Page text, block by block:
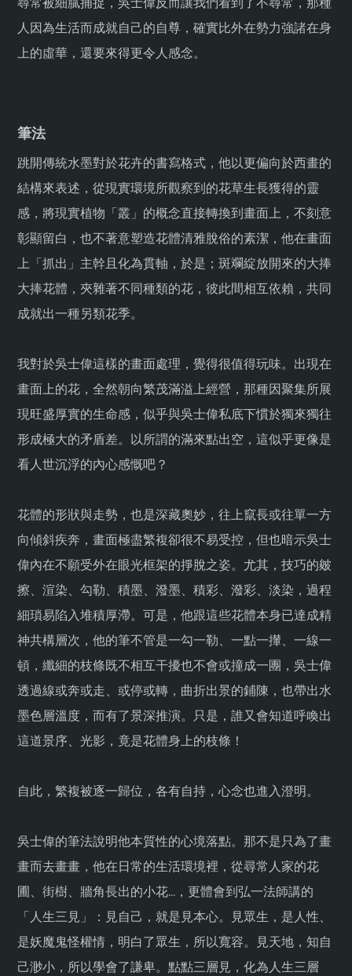
尋常被細膩捕捉，吳士偉反而讓我們看到了不尋常，那種
人因為生活而成就自己的自尊，確實比外在勢力強諸在身
上的虛華，還要來得更令人感念。
筆法
跳開傳統水墨對於花卉的書寫格式，他以更偏向於西畫的
結構來表述，從現實環境所觀察到的花草生長獲得的靈
感，將現實植物「叢」的概念直接轉換到畫面上，不刻意
彰顯留白，也不著意塑造花體清雅脫俗的素潔，他在畫面
上「抓出」主幹且化為貫軸，於是；斑斕綻放開來的大捧
大捧花體，夾雜著不同種類的花，彼此間相互依賴，共同
成就出一種另類花季。
我對於吳士偉這樣的畫面處理，覺得很值得玩味。出現在
畫面上的花，全然朝向繁茂滿溢上經營，那種因聚集所展
現旺盛厚實的生命感，似乎與吳士偉私底下慣於獨來獨往
形成極大的矛盾差。以所謂的滿來點出空，這似乎更像是
看人世沉浮的內心感慨吧？
花體的形狀與走勢，也是深藏奧妙，往上竄長或往單一方
向傾斜疾奔，畫面極盡繁複卻很不易受控，但也暗示吳士
偉內在不願受外在眼光框架的掙脫之姿。尤其，技巧的皴
擦、渲染、勾勒、積墨、潑墨、積彩、潑彩、淡染，過程
細瑣易陷入堆積厚滯。可是，他跟這些花體本身已達成精
神共構層次，他的筆不管是一勾一勒、一點一攆、一線一
頓，纖細的枝條既不相互干擾也不會或撞成一團，吳士偉
透過線或奔或走、或停或轉，曲折出景的鋪陳，也帶出水
墨色層溫度，而有了景深推演。只是，誰又會知道呼喚出
這道景序、光影，竟是花體身上的枝條！
自此，繁複被逐一歸位，各有自持，心念也進入澄明。
吳士偉的筆法說明他本質性的心境落點。那不是只為了畫
畫而去畫畫，他在日常的生活環境裡，從尋常人家的花
圃、街樹、牆角長出的小花…，更體會到弘一法師講的
「人生三見」：見自己，就是見本心。見眾生，是人性、
是妖魔鬼怪權情，明白了眾生，所以寬容。見天地，知自
己渺小，所以學會了謙卑。點點三層見，化為人生三層